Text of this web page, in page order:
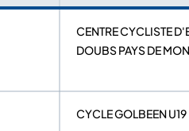
CENTRE CYCLISTE
DOUBS PAYS DE
CYCLE GOLBEEN U19